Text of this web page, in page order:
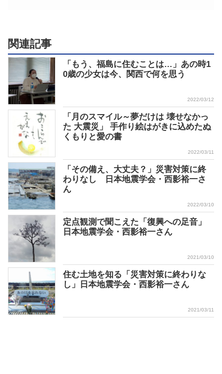
関連記事
「もう、福島に住むことは…」あの時1
0歳の少女は今、関西で何を思う
2022/03/12
「月のスマイル～夢だけは 壊せなかっ
た 大震災」 手作り絵はがきに込めたぬ
くもりと愛の書
2022/03/11
「その備え、大丈夫？」災害対策に終
わりなし 日本地震学会・西影裕一さ
ん
2022/03/10
定点観測で聞こえた「復興への足音」
日本地震学会・西影裕一さん
2021/03/10
住む土地を知る「災害対策に終わりな
し」日本地震学会・西影裕一さん
2021/03/11